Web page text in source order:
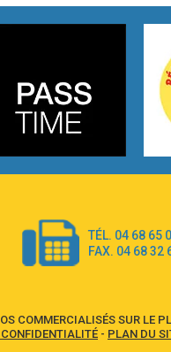
TÉL. 04 68 65
FAX. 04 68 32
COMMERCIALISÉS SUR LE
- PLAN DU